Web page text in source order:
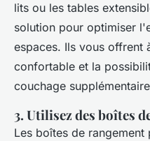
lits ou les tables
solution pour optimiser
espaces. Ils vous offrent
confortable et la
couchage
3. Utilisez des boîtes
Les boîtes de